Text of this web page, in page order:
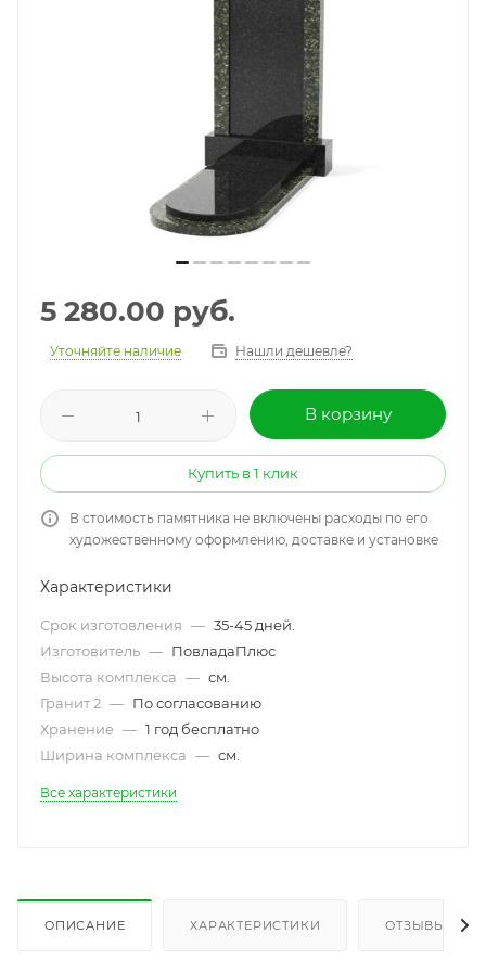
5 280.00 руб.
Уточняйте наличие Нашли дешевле?
В корзину
Купить в 1 клик
В стоимость памятника не включены расходы по его
художественному оформлению, доставке и установке
Характеристики
Срок изготовления — 35-45 дней.
Изготовитель — ПовладаПлюс
Высота комплекса — см.
Гранит 2 — По согласованию
Хранение — 1 год бесплатно
Ширина комплекса — см.
Все характеристики
ОПИСАНИЕ ХАРАКТЕРИСТИКИ ОТЗЫВЫ